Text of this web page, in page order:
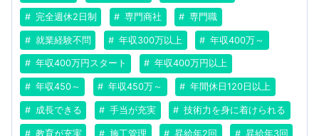
完全週休2日制 専門商社 専門職
就業経験不問 年収300万以上 年収400万～
年収400万円スタート 年収400万円以上
年収450～ 年収450万～ 年間休日120日以上
成長できる 手当が充実 技術力を身に着けられる
教育が充実 施工管理 昇給年2回 昇給年3回